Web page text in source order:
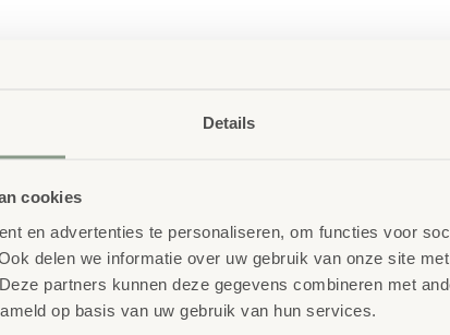
Details
cookies
en advertenties te personaliseren, om functies voor
delen we informatie over uw gebruik van onze site
partners kunnen deze gegevens combineren met
op basis van uw gebruik van hun services.